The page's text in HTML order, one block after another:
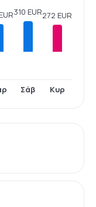
310 EUR
Σάβ
272 EUR
Κυρ